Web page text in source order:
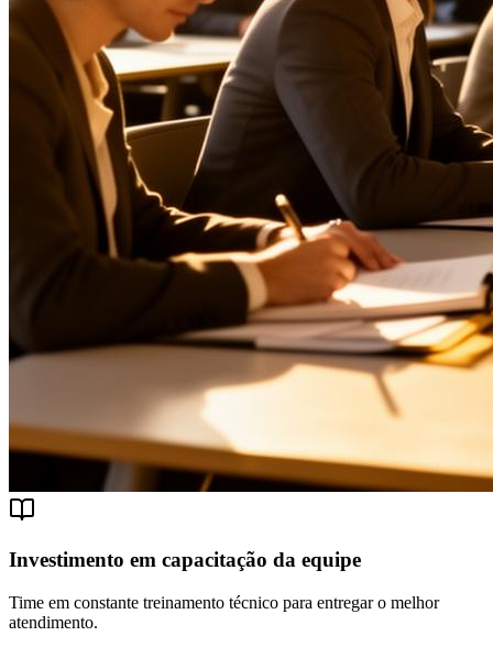
Investimento em capacitação da equipe
Time em constante treinamento técnico para entregar o melhor
atendimento.